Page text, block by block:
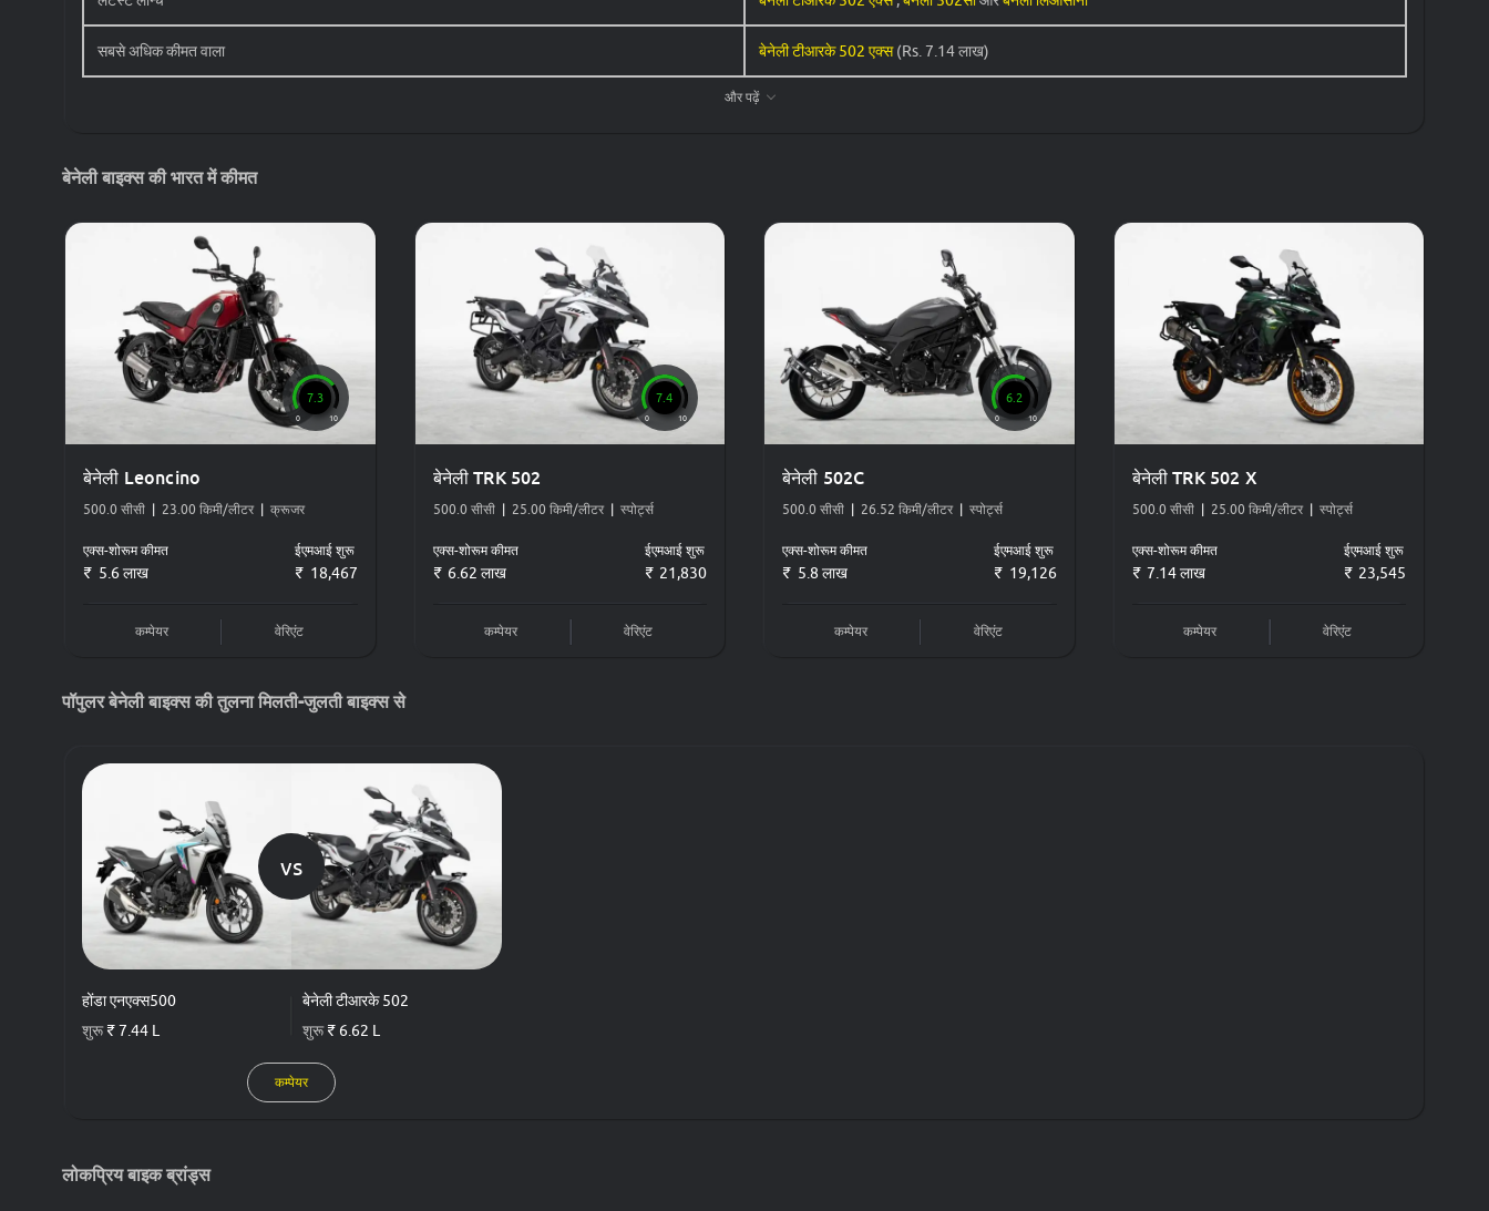
बेनेली टीआरके 502 ₹ 6.62 लाख
बेनेली लिओसीनो ₹ 5.6 लाख
बेनेली टीआरके 502 एक्स
डिटेल में देखें बेनेली Bikes by Body Type
बॉडी टाइप
Sports बेनेली टीआरके 502,बेनेली 502सी, बेनेली टीआरके 502 एक्स
Cruiser बेनेली लिओसीनो
डिटेल में देखें बेनेली Bikes by Budget
बेनेली 502सी
सबसे अधिक कीमत वाला बेनेली टीआरके 502 एक्स(Rs. 7.14 लाख)
बेनेली लिओसीनो
और पढ़ें
बेनेली बाइक्स की भारत में कीमत
7.3
0 10
बेनेली Leoncino
500.0 सीसी | 23.00 किमी/लीटर| क्रूजर
एक्स-शोरूम कीमत
5.6 लाख
ईएमआई शुरू
18,467
कम्पेयर वेरिएंट
7.4
0 10
बेनेली TRK 502
500.0 सीसी| 25.00 किमी/लीटर| स्पोर्ट्स
एक्स-शोरूम कीमत
6.62 लाख
ईएमआई शुरू
21,830
कम्पेयर वेरिएंट
6.2
0 10
बेनेली 502C
500.0 सीसी | 26.52 किमी/लीटर| स्पोर्ट्स
एक्स-शोरूम कीमत
5.8 लाख
ईएमआई शुरू
19,126
कम्पेयर वेरिएंट
बेनेली TRK 502 X
500.0 सीसी| 25.00 किमी/लीटर| स्पोर्ट्स
एक्स-शोरूम कीमत
7.14 लाख
ईएमआई शुरू
23,545
कम्पेयर वेरिएंट
पॉपुलर बेनेली बाइक्स की तुलना मिलती-जुलती बाइक्स से
vs
होंडा एनएक्स500
शुरू₹ 7.44 L
बेनेली टीआरके 502
शुरू ₹ 6.62 L
कम्पेयर
लोकप्रिय बाइक ब्रांड्स